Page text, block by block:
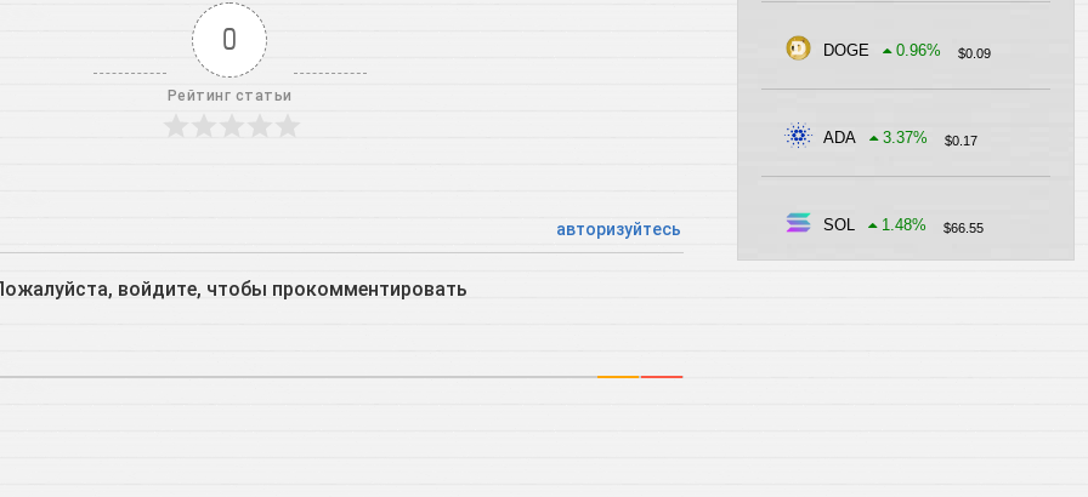
0
Рейтинг статьи
авторизуйтесь
войдите, чтобы прокомментировать
$0.09
DOGE 0.96%
$0.17
ADA 3.37%
$66.55
SOL 1.48%